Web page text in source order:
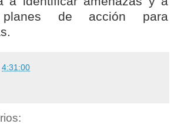
planes de acción para
4:31:00